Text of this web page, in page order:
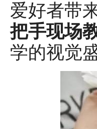
爱好者带
把手现场
学的视觉